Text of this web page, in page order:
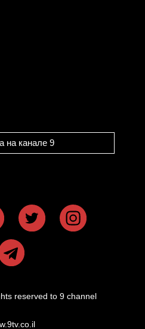
на канале 9
reserved to 9 channel